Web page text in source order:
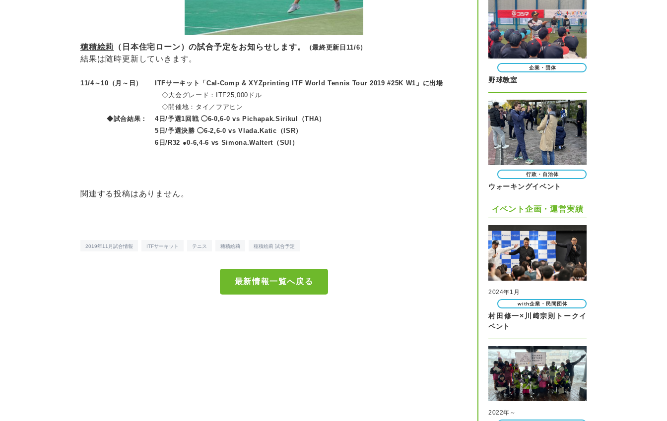
穂積絵莉 （日本住宅ローン）の試合予定をお知らせします。 （最終更新日11/6）
結果は随時更新していきます。
11/4～10（月～日）
ITFサーキット「Cal-Comp & XYZprinting ITF World Tennis Tour 2019 #25K W1」に出場
◇大会グレード：ITF25,000ドル
◇開催地：タイ／フアヒン
◆試合結果：
4日/予選1回戦 ◯6-0,6-0 vs Pichapak.Sirikul（THA）
5日/予選決勝 ◯6-2,6-0 vs Vlada.Katic（ISR）
6日/R32 ●0-6,4-6 vs Simona.Waltert（SUI）
関連する投稿はありません。
2019年11月試合情報 ITFサーキット テニス 穂積絵莉 穂積絵莉 試合予定
最新情報一覧へ戻る
企業・団体
野球教室
行政・自治体
ウォーキングイベント
イベント企画・運営実績
2024年1月
with企業・民間団体
村田修一×川﨑宗則トークイ
ベント
2022年～